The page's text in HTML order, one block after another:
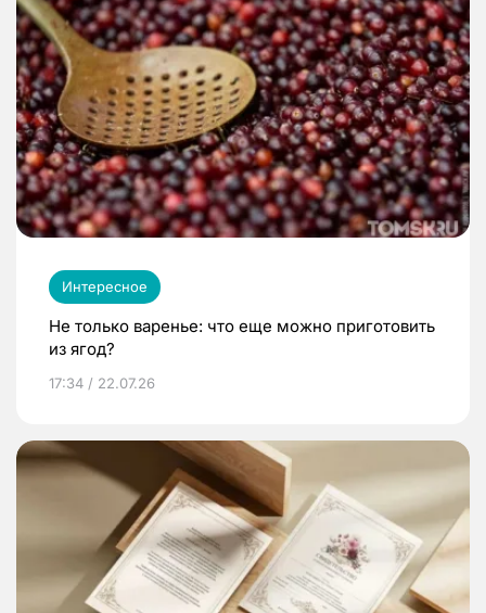
Интересное
Не только варенье: что еще можно приготовить
из ягод?
17:34 / 22.07.26